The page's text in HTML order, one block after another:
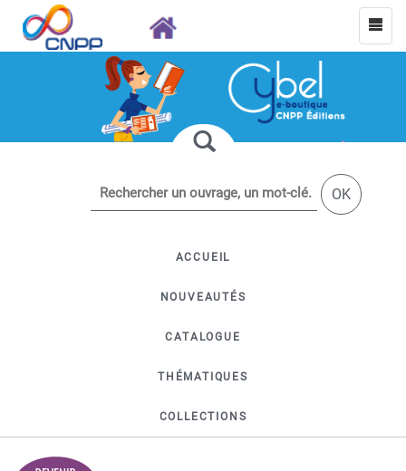
OK
ACCUEIL
NOUVEAUTÉS
CATALOGUE
THÉMATIQUES
COLLECTIONS